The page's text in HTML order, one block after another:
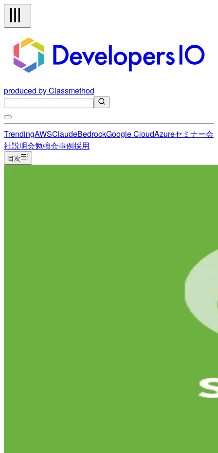
produced by Classmethod
TrendingAWSClaudeBedrockGoogle CloudAzureセミナー会
社説明会勉強会事例採用
目次